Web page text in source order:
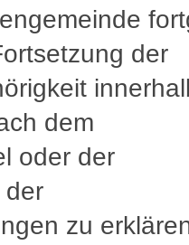
der
dem
oder der
der
zu